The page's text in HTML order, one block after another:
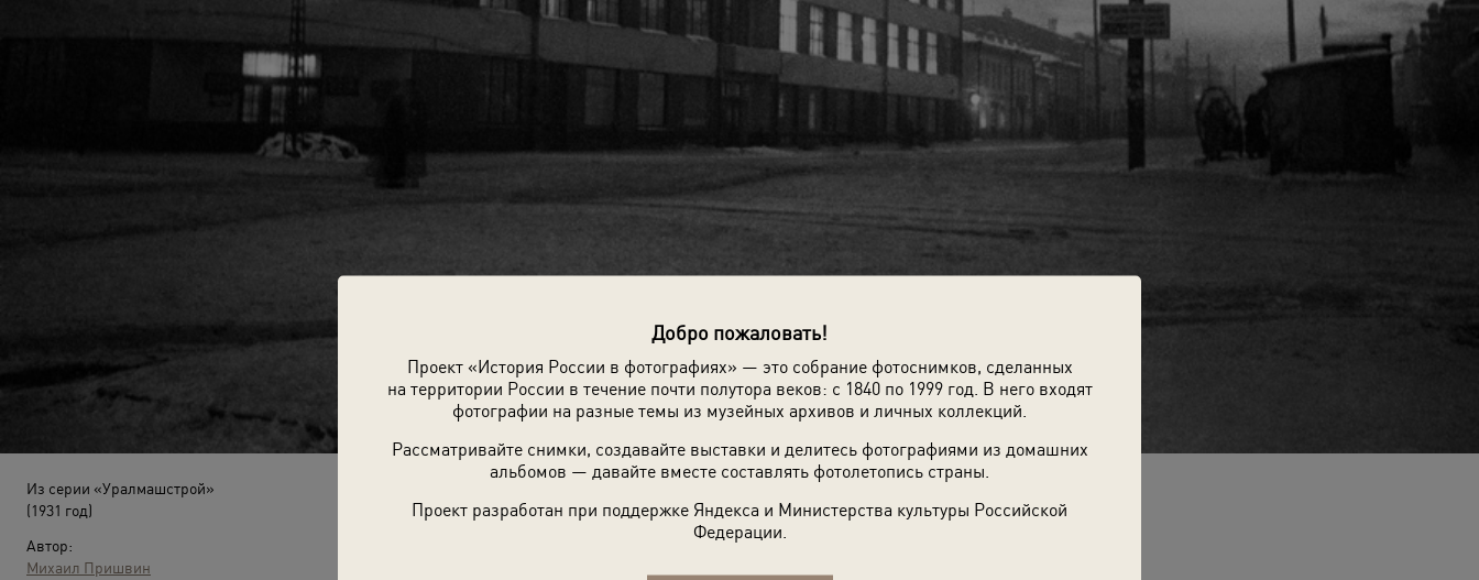
Добро пожаловать!
Проект «История России в фотографиях» — это собрание фотоснимков, сделанных
на территории России в течение почти полутора веков: с 1840 по 1999 год. В него входят
фотографии на разные темы из музейных архивов и личных коллекций.
Рассматривайте снимки, создавайте выставки и делитесь фотографиями из домашних
альбомов — давайте вместе составлять фотолетопись страны.
Проект разработан при поддержке Яндекса и Министерства культуры Российской
Федерации.
Из серии «Уралмашстрой»
(1931 год)
Автор:
Михаил Пришвин